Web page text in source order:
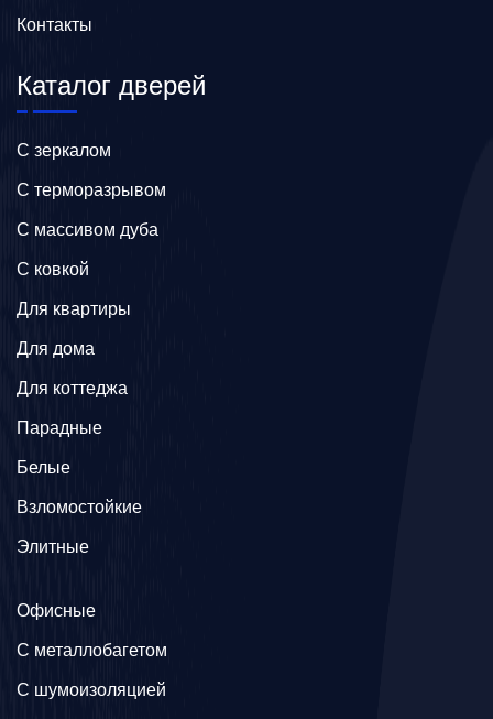
Контакты
Каталог дверей
C зеркалом
C терморазрывом
C массивом дуба
C ковкой
Для квартиры
Для дома
Для коттеджа
Парадные
Белые
Взломостойкие
Элитные
Офисные
C металлобагетом
С шумоизоляцией